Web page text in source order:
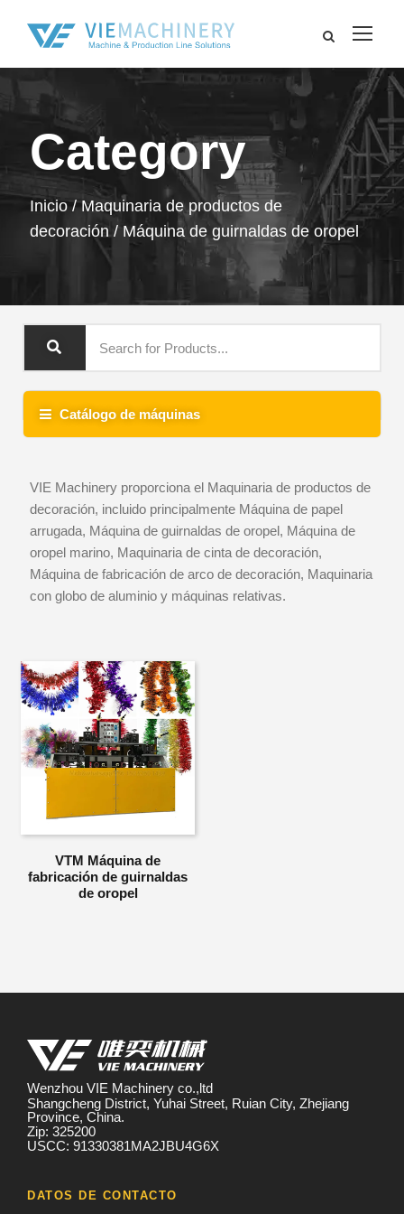
Category
Inicio/Maquinaria de productos de
decoración/ Máquina de guirnaldas de oropel
VIE Machinery proporciona el Maquinaria de productos de
decoración, incluido principalmente Máquina de papel
arrugada, Máquina de guirnaldas de oropel, Máquina de
oropel marino, Maquinaria de cinta de decoración,
Máquina de fabricación de arco de decoración, Maquinaria
con globo de aluminio y máquinas relativas.
VTM Máquina de
fabricación de guirnaldas
de oropel
Catálogo de máquinas
Wenzhou VIE Machinery co.,ltd
Shangcheng District, Yuhai Street, Ruian City, Zhejiang
Province, China.
Zip: 325200
USCC: 91330381MA2JBU4G6X
DATOS DE CONTACTO